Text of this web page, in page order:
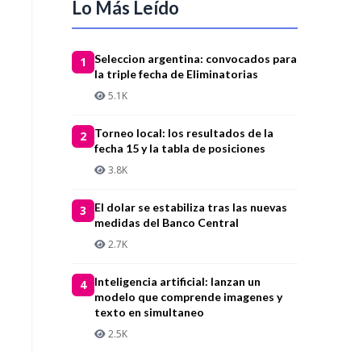
Lo Más Leído
1
Seleccion argentina: convocados para
la triple fecha de Eliminatorias
5.1K
2
Torneo local: los resultados de la
fecha 15 y la tabla de posiciones
3.8K
3
El dolar se estabiliza tras las nuevas
medidas del Banco Central
2.7K
4
Inteligencia artificial: lanzan un
modelo que comprende imagenes y
texto en simultaneo
2.5K